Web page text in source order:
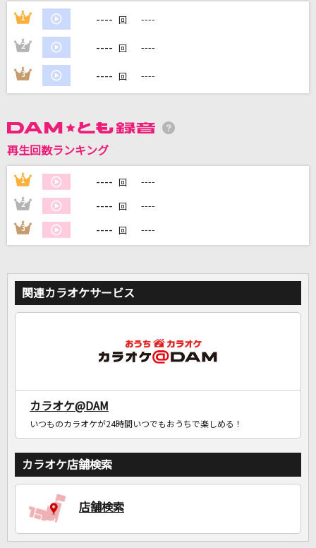
DAMの新曲・ランキングなど
DAMに会員登録・ログインして
カラオケをもっと楽しもう！
1 ---- 回 ----
2 ---- 回 ----
3 ---- 回 ----
再生回数ランキング
1 ---- 回 ----
2 ---- 回 ----
3 ---- 回 ----
関連カラオケサービス
カラオケ@DAM
いつものカラオケが24時間いつでもおうちで楽しめる！
カラオケ店舗検索
店舗検索